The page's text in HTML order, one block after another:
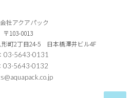
社アクアパック
〒103-0013
町2丁目24-5 日本橋澤井ビル4F
03-5643-0131
03-5643-0132